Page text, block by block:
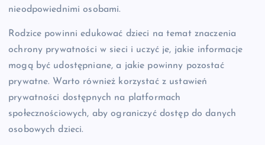
nieodpowiednimi osobami.
Rodzice powinni edukować dzieci na temat znaczenia
ochrony prywatności w sieci i uczyć je, jakie informacje
mogą być udostępniane, a jakie powinny pozostać
prywatne. Warto również korzystać z ustawień
prywatności dostępnych na platformach
społecznościowych, aby ograniczyć dostęp do danych
osobowych dzieci.